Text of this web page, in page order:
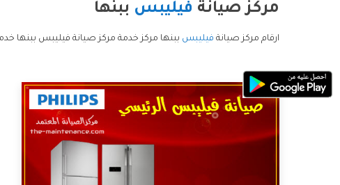
مركز صيانة فيليبس ببنها
ارقام مركز صيانة فيليبس ببنها مركز خدمة مركز صيانة فيليبس ببنها